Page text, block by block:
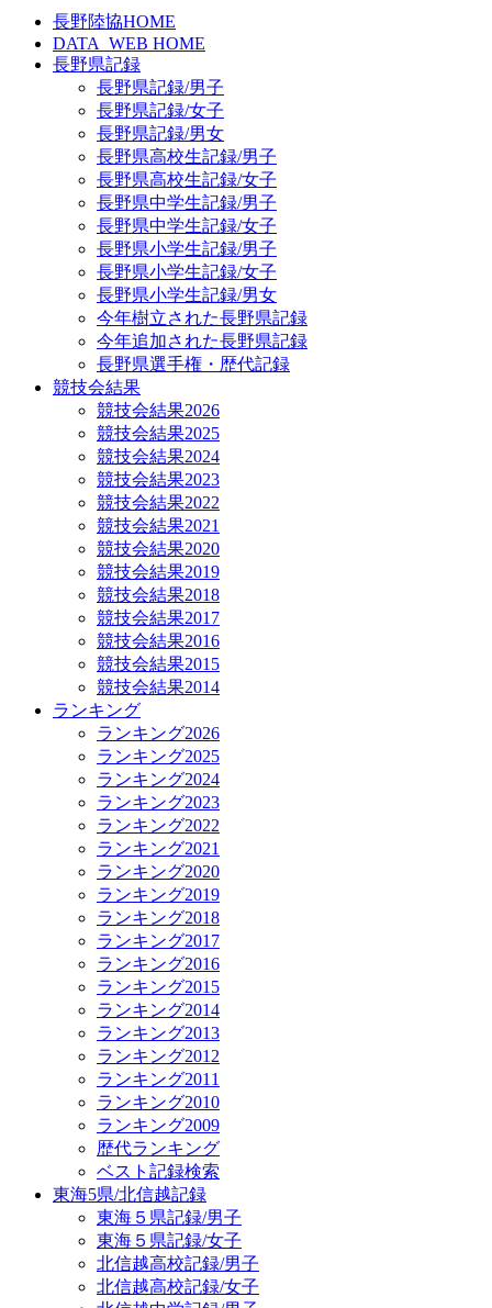
長野陸協HOME
DATA_WEB HOME
長野県記録
長野県記録/男子
長野県記録/女子
長野県記録/男女
長野県高校生記録/男子
長野県高校生記録/女子
長野県中学生記録/男子
長野県中学生記録/女子
長野県小学生記録/男子
長野県小学生記録/女子
長野県小学生記録/男女
今年樹立された長野県記録
今年追加された長野県記録
長野県選手権・歴代記録
競技会結果
競技会結果2026
競技会結果2025
競技会結果2024
競技会結果2023
競技会結果2022
競技会結果2021
競技会結果2020
競技会結果2019
競技会結果2018
競技会結果2017
競技会結果2016
競技会結果2015
競技会結果2014
ランキング
ランキング2026
ランキング2025
ランキング2024
ランキング2023
ランキング2022
ランキング2021
ランキング2020
ランキング2019
ランキング2018
ランキング2017
ランキング2016
ランキング2015
ランキング2014
ランキング2013
ランキング2012
ランキング2011
ランキング2010
ランキング2009
歴代ランキング
ベスト記録検索
東海5県/北信越記録
東海５県記録/男子
東海５県記録/女子
北信越高校記録/男子
北信越高校記録/女子